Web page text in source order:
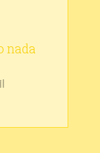
nada